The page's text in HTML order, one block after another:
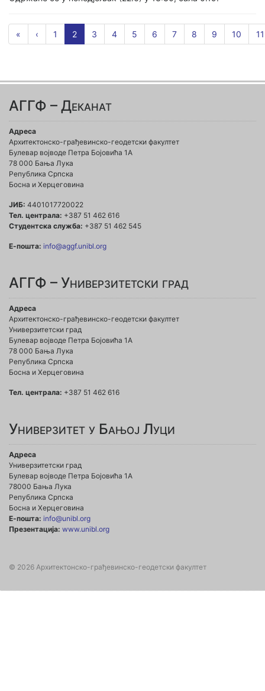
« ‹ 1 2 3 4 5 6 7 8 9 10 11
АГГФ – Деканат
Адреса
Архитектонско-грађевинско-геодетски факултет
Булевар војводе Петра Бојовића 1A
78 000 Бања Лука
Република Српска
Босна и Херцеговина
ЈИБ: 4401017720022
Тел. централа: +387 51 462 616
Студентска служба: +387 51 462 545
Е-пошта: info@aggf.unibl.org
АГГФ – Универзитетски град
Адреса
Архитектонско-грађевинско-геодетски факултет
Универзитетски град
Булевар војводе Петра Бојовића 1A
78 000 Бања Лука
Република Српска
Босна и Херцеговина
Тел. централа: +387 51 462 616
Универзитет у Бањој Луци
Адреса
Универзитетски град
Булевар војводе Петра Бојовића 1А
78000 Бања Лука
Република Српска
Босна и Херцеговина
Е-пошта: info@unibl.org
Презентација: www.unibl.org
© 2026 Архитектонско-грађевинско-геодетски факултет